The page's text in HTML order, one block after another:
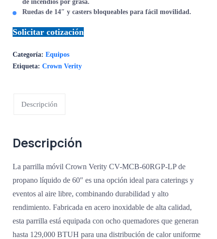
de incendios por grasa.
Ruedas de 14″ y casters bloqueables para fácil movilidad.
Solicitar cotización
Categoría:Equipos
Etiqueta:Crown Verity
Descripción
Descripción
La parrilla móvil Crown Verity CV-MCB-60RGP-LP de
propano líquido de 60″ es una opción ideal para caterings y
eventos al aire libre, combinando durabilidad y alto
rendimiento. Fabricada en acero inoxidable de alta calidad,
esta parrilla está equipada con ocho quemadores que generan
hasta 129,000 BTUH para una distribución de calor uniforme